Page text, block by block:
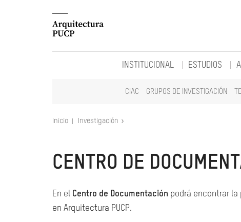
INSTITUCIONAL ESTUDIOS
CIAC GRUPOS DE INVESTIGACIÓN
Inicio Investigación
CENTRO DE
En el Centro de Documentación podrá encontrar
en Arquitectura PUCP.